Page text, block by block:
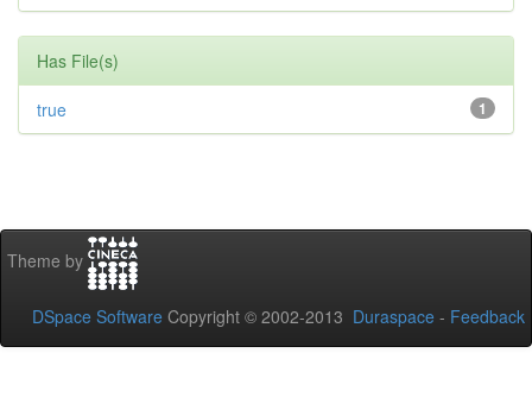
Has File(s)
1
true
Theme by
DSpace Software Copyright © 2002-2013 Duraspace - Feedback